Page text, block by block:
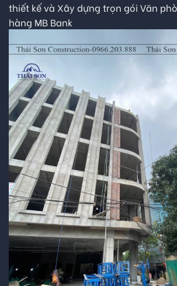
thiết kế và Xây dựng trọn gói Văn
hàng MB Bank